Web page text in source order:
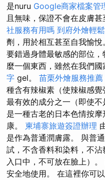
是nuru Google商家檔案管
且無味，保證不會在皮膚
社服務有用嗎 到府外燴輕
劑，用於相互甚至自我愉悅
要錯過身體最敏感的部位
麼一個東西，雖然在我們
字 gel。 苗栗外燴服務推薦
種含有辣椒素（使辣椒感覺
最有效的成分之一（即使
是一種古老的日本色情按
康。 柬埔寨旅遊簽證辦理
是作為普通潤膚露。 與普
試，不含香料和染料，不沾
入口中，不可放在臉上）。
安全地使用。 在這裡你可